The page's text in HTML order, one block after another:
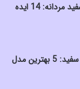
لباس مجلسی با کفش اسپرت سفید مردانه: 14 ایده
رنگ پیراهن مردانه برای پوست سفید: 5 بهترین مدل